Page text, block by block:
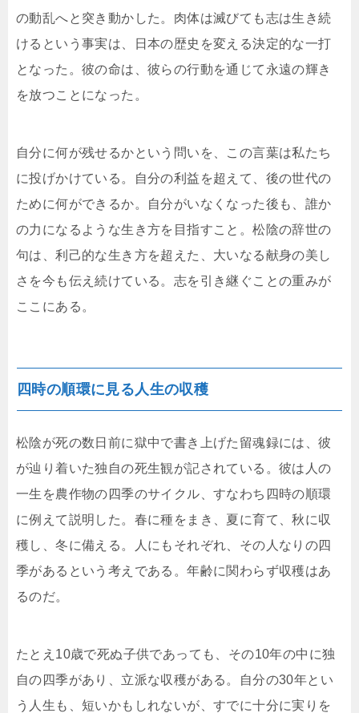
の動乱へと突き動かした。肉体は滅びても志は生き続
けるという事実は、日本の歴史を変える決定的な一打
となった。彼の命は、彼らの行動を通じて永遠の輝き
を放つことになった。
自分に何が残せるかという問いを、この言葉は私たち
に投げかけている。自分の利益を超えて、後の世代の
ために何ができるか。自分がいなくなった後も、誰か
の力になるような生き方を目指すこと。松陰の辞世の
句は、利己的な生き方を超えた、大いなる献身の美し
さを今も伝え続けている。志を引き継ぐことの重みが
ここにある。
四時の順環に見る人生の収穫
松陰が死の数日前に獄中で書き上げた留魂録には、彼
が辿り着いた独自の死生観が記されている。彼は人の
一生を農作物の四季のサイクル、すなわち四時の順環
に例えて説明した。春に種をまき、夏に育て、秋に収
穫し、冬に備える。人にもそれぞれ、その人なりの四
季があるという考えである。年齢に関わらず収穫はあ
るのだ。
たとえ10歳で死ぬ子供であっても、その10年の中に独
自の四季があり、立派な収穫がある。自分の30年とい
う人生も、短いかもしれないが、すでに十分に実りを